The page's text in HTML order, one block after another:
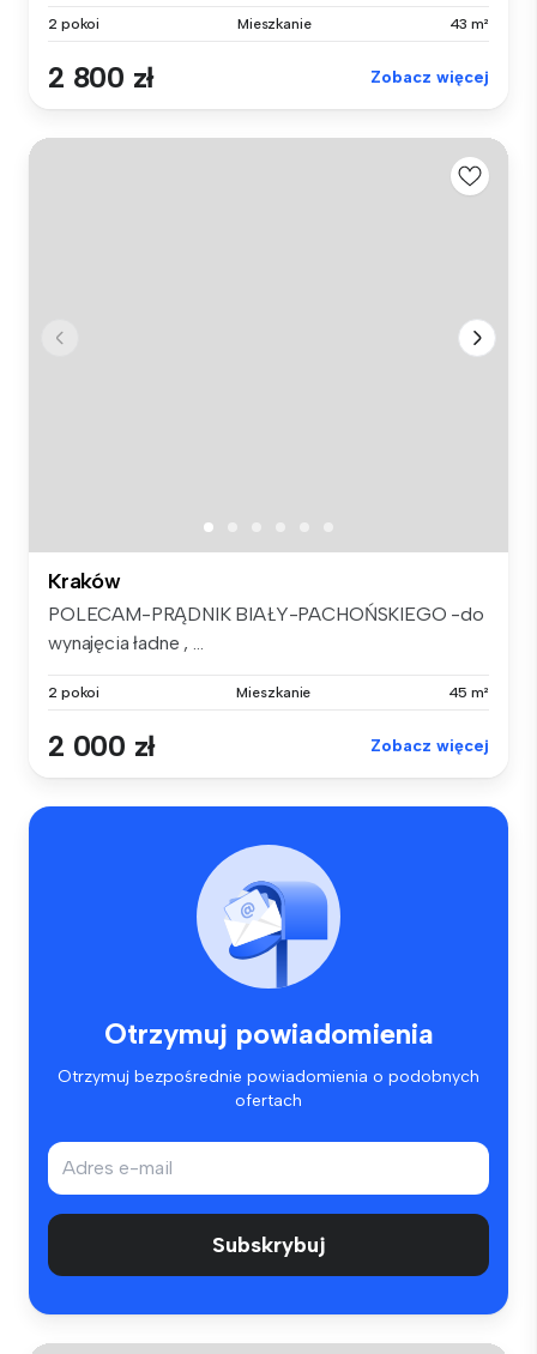
2 pokoi Mieszkanie 43 m²
2 800 zł Zobacz więcej
Kraków
POLECAM-PRĄDNIK BIAŁY-PACHOŃSKIEGO -do
wynajęcia ładne , ...
2 pokoi Mieszkanie 45 m²
2 000 zł Zobacz więcej
Otrzymuj powiadomienia
Otrzymuj bezpośrednie powiadomienia o podobnych
ofertach
Subskrybuj